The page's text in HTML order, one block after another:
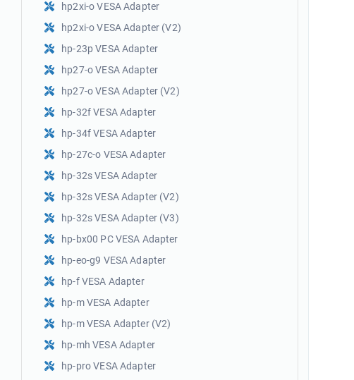
hp2xi-o VESA Adapter
hp2xi-o VESA Adapter (V2)
hp-23p VESA Adapter
hp27-o VESA Adapter
hp27-o VESA Adapter (V2)
hp-32f VESA Adapter
hp-34f VESA Adapter
hp-27c-o VESA Adapter
hp-32s VESA Adapter
hp-32s VESA Adapter (V2)
hp-32s VESA Adapter (V3)
hp-bx00 PC VESA Adapter
hp-eo-g9 VESA Adapter
hp-f VESA Adapter
hp-m VESA Adapter
hp-m VESA Adapter (V2)
hp-mh VESA Adapter
hp-pro VESA Adapter